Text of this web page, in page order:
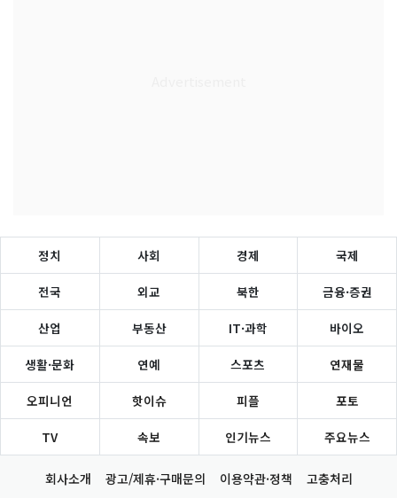
정치 사회 경제 국제
전국 외교 북한 금융·증권
산업 부동산 IT·과학 바이오
생활·문화 연예 스포츠 연재물
오피니언 핫이슈 피플 포토
TV 속보 인기뉴스 주요뉴스
회사소개 광고/제휴·구매문의 이용약관·정책 고충처리